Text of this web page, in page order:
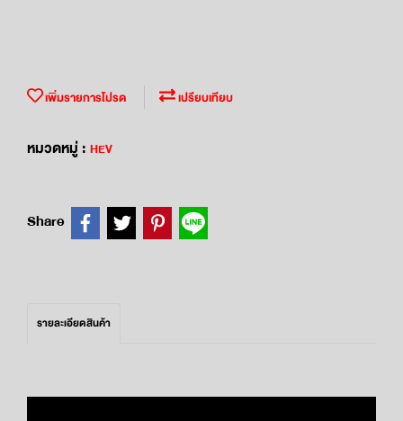
เพิ่มรายการโปรด เปรียบเทียบ
หมวดหมู่ : HEV
Share
รายละเอียดสินค้า